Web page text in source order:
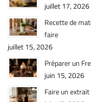
juillet 17, 2026
Recette de
faire
juillet 15, 2026
Préparer un
juin 15, 2026
Faire un